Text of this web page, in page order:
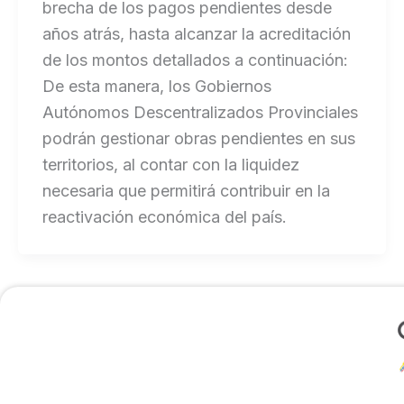
brecha de los pagos pendientes desde
años atrás, hasta alcanzar la acreditación
de los montos detallados a continuación:
De esta manera, los Gobiernos
Autónomos Descentralizados Provinciales
podrán gestionar obras pendientes en sus
territorios, al contar con la liquidez
necesaria que permitirá contribuir en la
reactivación económica del país.